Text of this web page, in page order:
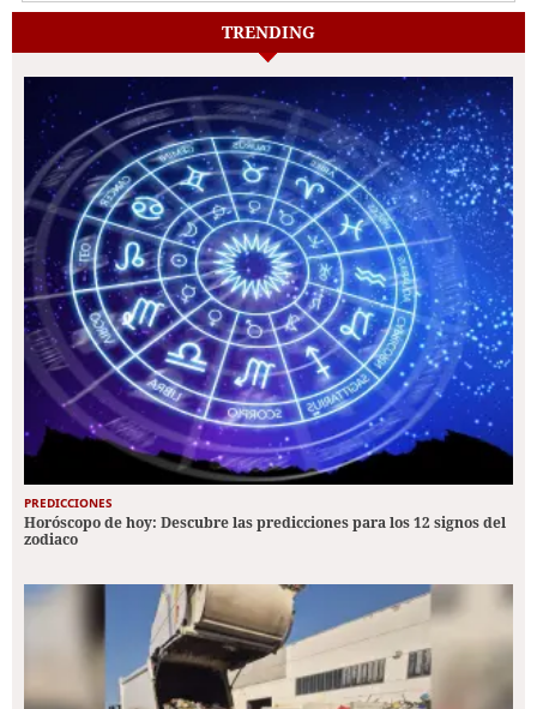
TRENDING
PREDICCIONES
Horóscopo de hoy: Descubre las predicciones para los 12 signos del
zodiaco